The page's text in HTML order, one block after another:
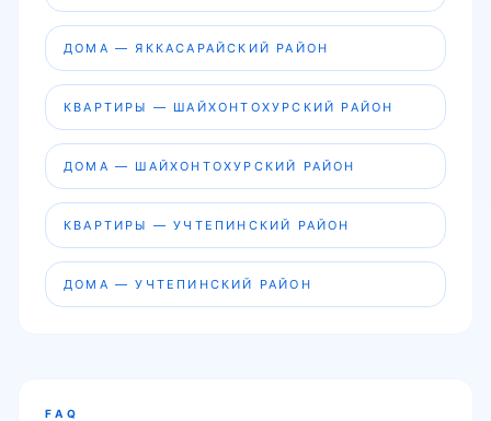
ДОМА — ЯККАСАРАЙСКИЙ РАЙОН
КВАРТИРЫ — ШАЙХОНТОХУРСКИЙ РАЙОН
ДОМА — ШАЙХОНТОХУРСКИЙ РАЙОН
КВАРТИРЫ — УЧТЕПИНСКИЙ РАЙОН
ДОМА — УЧТЕПИНСКИЙ РАЙОН
FAQ